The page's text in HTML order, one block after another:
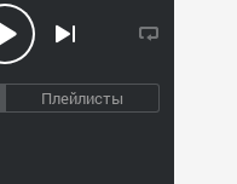
Плейлисты